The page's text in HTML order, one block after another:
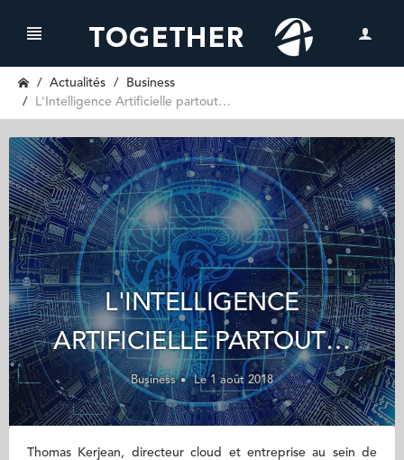
Actualités
Business
L'Intelligence Artificielle partout…
L'INTELLIGENCE
ARTIFICIELLE PARTOUT…
Business Le 1 août 2018
Thomas Kerjean, directeur cloud et entreprise au sein de